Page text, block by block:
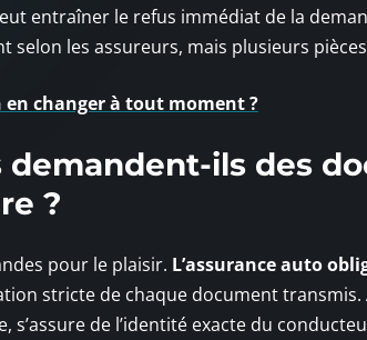
entraîner le refus immédiat de la
selon les assureurs, mais plusieurs
changer à tout moment ?
demandent-ils des
?
pour le plaisir. L’assurance auto
stricte de chaque document
de l’identité exacte du